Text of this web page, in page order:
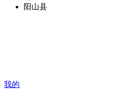
阳山县
我的